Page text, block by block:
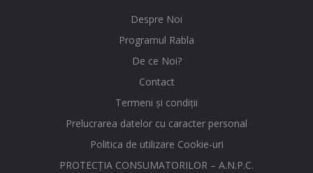
Despre Noi
Programul Rabla
De ce Noi?
Contact
Termeni și condiții
Prelucrarea datelor cu caracter personal
Politica de utilizare Cookie-uri
PROTECŢIA CONSUMATORILOR – A.N.P.C.